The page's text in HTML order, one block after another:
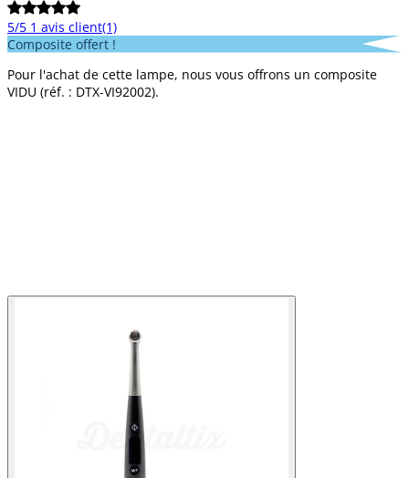
5/5 1 avis client(1)
Composite offert !
Pour l'achat de cette lampe, nous vous offrons un composite
VIDU (réf. : DTX-VI92002).